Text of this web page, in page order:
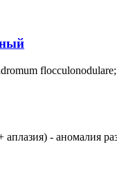
flocculonodulare;
аплазия) - аномалия